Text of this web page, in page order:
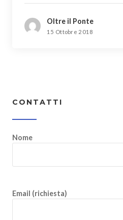
Oltre il Ponte
15 Ottobre 2018
CONTATTI
Nome
Email (richiesta)